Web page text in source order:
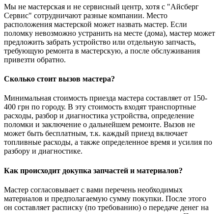
Мы не мастерская и не сервисный центр, хотя с "Айсберг
Сервис" сотрудничают разные компании. Место
расположения мастерской может назвать мастер. Если
поломку невозможно устранить на месте (дома), мастер может
предложить забрать устройство или отдельную запчасть,
требующую ремонта в мастерскую, а после обслуживания
привезти обратно.
Сколько стоит вызов мастера?
Минимальная стоимость приезда мастера составляет от 150-
400 грн по городу. В эту стоимость входят транспортные
расходы, разбор и диагностика устройства, определение
поломки и заключение о дальнейшем ремонте. Вызов не
может быть бесплатным, т.к. каждый приезд включает
топливные расходы, а также определенное время и усилия по
разбору и диагностике.
Как происходит докупка запчастей и материалов?
Мастер согласовывает с вами перечень необходимых
материалов и предполагаемую сумму покупки. После этого
он составляет расписку (по требованию) о передаче денег на